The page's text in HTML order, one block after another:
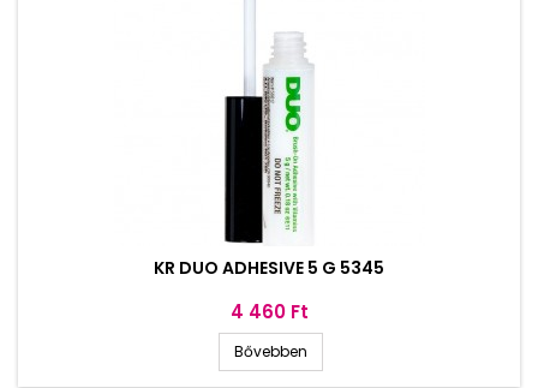
KR DUO ADHESIVE 5 G 5345
Ár
4 460 Ft
Bővebben